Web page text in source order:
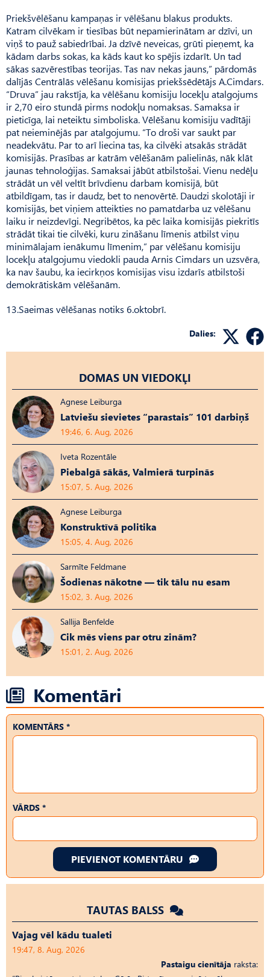
Priekšvēlēšanu kampaņas ir vēlēšanu blakus produkts.
Katram cilvēkam ir tiesības būt nepamierinātam ar dzīvi, un
viņš to pauž sabiedrībai. Ja dzīvē neveicas, grūti pieņemt, ka
kādam darbs sokas, ka kāds kaut ko spējis izdarīt. Un tad
sākas sazvērestības teorijas. Tas nav nekas jauns,” pārdomās
dalījās Centrālās vēlēšanu komisijas priekšsēdētājs A.Cim­dars.
“Druva” jau rakstīja, ka vēlēšanu komisiju locekļu atalgojums
ir 2,70 eiro stundā pirms nodokļu nomaksas. Samaksa ir
pieticīga, lai neteiktu simboliska. Vēlēšanu komisiju vadītāji
pat neieminējās par atalgojumu. “To droši var saukt par
neadekvātu. Par to arī liecina tas, ka cilvēki atsakās strādāt
komisijās. Prasības ar katrām vēlēšanām palielinās, nāk klāt
jaunas tehnoloģijas. Samaksai jābūt atbilstošai. Vienu nedēļu
strādāt un vēl veltīt brīvdienu darbam komisijā, būt
atbildīgam, tas ir daudz, bet to nenovērtē. Daudzi skolotāji ir
komisijās, bet viņiem atteikties no pamatdarba uz vēlēšanu
laiku ir neizdevīgi. Negribētos, ka pēc laika komisijās piekritīs
strādāt tikai tie cilvēki, kuru zināšanu līmenis atbilst viņu
minimālajam ienākumu līmenim,” par vēlēšanu komisiju
locekļu atalgojumu viedokli pauda Arnis Cimdars un uzsvēra,
ka nav šaubu, ka iecirkņos komisijas visu izdarīs atbilstoši
demokrātiskām vēlēšanām.
13.Saeimas vēlēšanas notiks 6.oktobrī.
Dalies:
DOMAS UN VIEDOKĻI
Agnese Leiburga
Latviešu sievietes “parastais” 101 darbiņš
19:46, 6. Aug, 2026
Iveta Rozentāle
Piebalgā sākās, Valmierā turpinās
15:07, 5. Aug, 2026
Agnese Leiburga
Konstruktīvā politika
15:05, 4. Aug, 2026
Sarmīte Feldmane
Šodienas nākotne — tik tālu nu esam
15:02, 3. Aug, 2026
Sallija Benfelde
Cik mēs viens par otru zinām?
15:01, 2. Aug, 2026
Komentāri
KOMENTĀRS *
VĀRDS *
PIEVIENOT KOMENTĀRU
TAUTAS BALSS
Vajag vēl kādu tualeti
19:47, 8. Aug, 2026
Pastaigu cienītāja raksta: